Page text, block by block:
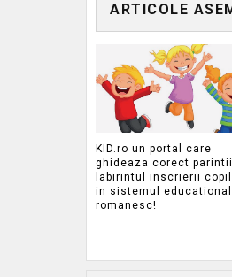
ARTICOLE
KID.ro un portal care
ghideaza corect
labirintul inscrierii
in sistemul educational
romanesc!